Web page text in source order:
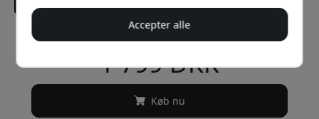
Anbefalet pris
1 799 DKK
Køb nu
Accepter alle